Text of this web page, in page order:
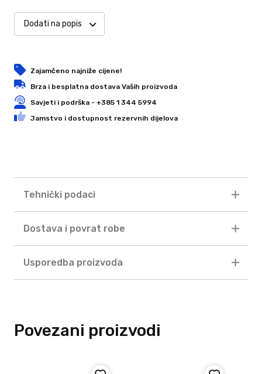
Dodati na popis
Zajamčeno najniže cijene!
Brza i besplatna dostava Vaših proizvoda
Savjeti i podrška - +385 1 344 5994
Jamstvo i dostupnost rezervnih dijelova
Tehnički podaci
Dostava i povrat robe
Usporedba proizvoda
Povezani proizvodi